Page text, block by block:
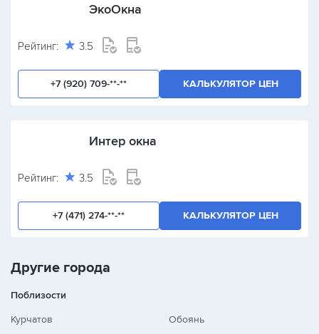
ЭкоОкна
Рейтинг: 3.5
+7 (920) 709-**-** КАЛЬКУЛЯТОР ЦЕН
Интер окна
Рейтинг: 3.5
+7 (471) 274-**-** КАЛЬКУЛЯТОР ЦЕН
Другие города
Поблизости
Курчатов
Обоянь